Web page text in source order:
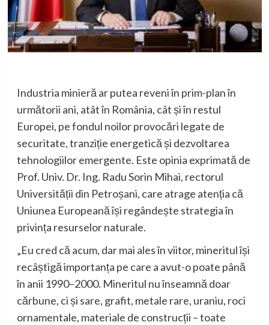
Industria minieră ar putea reveni în prim-plan în
următorii ani, atât în România, cât și în restul
Europei, pe fondul noilor provocări legate de
securitate, tranziție energetică și dezvoltarea
tehnologiilor emergente. Este opinia exprimată de
Prof. Univ. Dr. Ing. Radu Sorin Mihai, rectorul
Universității din Petroșani, care atrage atenția că
Uniunea Europeană își regândește strategia în
privința resurselor naturale.
„Eu cred că acum, dar mai ales în viitor, mineritul își
recâștigă importanța pe care a avut-o poate până
în anii 1990–2000. Mineritul nu înseamnă doar
cărbune, ci și sare, grafit, metale rare, uraniu, roci
ornamentale, materiale de construcții – toate